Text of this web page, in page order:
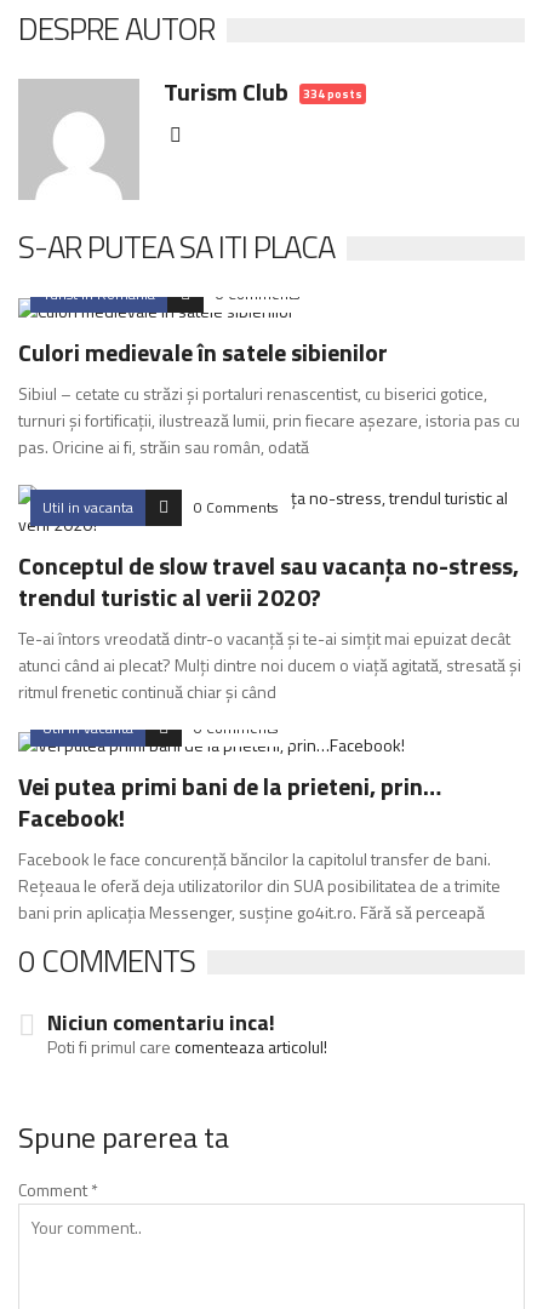
DESPRE AUTOR
Turism Club 334 posts
S-AR PUTEA SA ITI PLACA
Turist in Romania 0 Comments
Culori medievale în satele sibienilor
Sibiul – cetate cu străzi şi portaluri renascentist, cu biserici gotice,
turnuri şi fortificaţii, ilustrează lumii, prin fiecare aşezare, istoria pas cu
pas. Oricine ai fi, străin sau român, odată
Util in vacanta 0 Comments
Conceptul de slow travel sau vacanța no-stress,
trendul turistic al verii 2020?
Te-ai întors vreodată dintr-o vacanță și te-ai simțit mai epuizat decât
atunci când ai plecat? Mulți dintre noi ducem o viață agitată, stresată și
ritmul frenetic continuă chiar și când
Util in vacanta 0 Comments
Vei putea primi bani de la prieteni, prin…
Facebook!
Facebook le face concurență băncilor la capitolul transfer de bani.
Rețeaua le oferă deja utilizatorilor din SUA posibilitatea de a trimite
bani prin aplicația Messenger, susține go4it.ro. Fără să perceapă
0 COMMENTS
Niciun comentariu inca!
Poti fi primul carecomenteaza articolul!
Spune parerea ta
Comment*